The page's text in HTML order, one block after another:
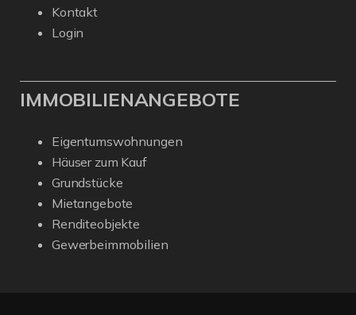
Kontakt
Login
IMMOBILIENANGEBOTE
Eigentumswohnungen
Häuser zum Kauf
Grundstücke
Mietangebote
Renditeobjekte
Gewerbeimmobilien